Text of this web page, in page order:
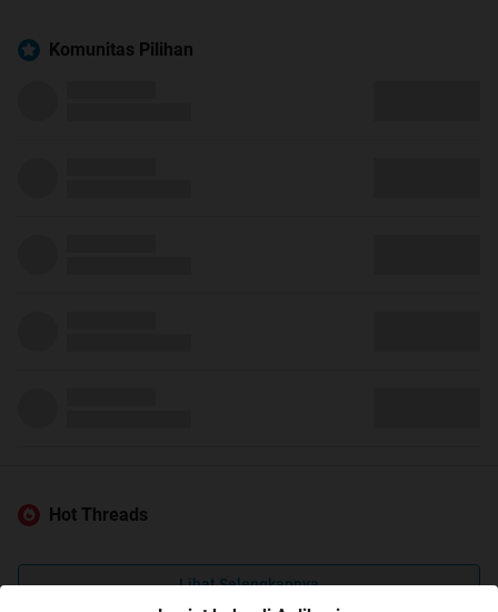
Komunitas Pilihan
Hot Threads
Lihat Selengkapnya